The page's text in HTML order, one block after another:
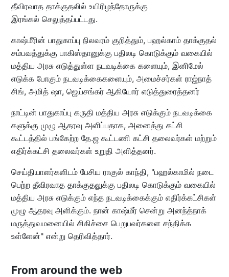
தீவிரவாத தாக்குதலில் உயிரிழந்தோருக்கு
இரங்கல் செலுத்தப்பட்டது.
காஷ்மீரின் பாதுகாப்பு நிலவரம் குறித்தும், பஹல்காம் தாக்குதல்
சம்பவத்துக்கு பாகிஸ்தானுக்கு பதிலடி கொடுக்கும் வகையில்
மத்திய அரசு எடுத்துள்ள நடவடிக்கை களையும், இனிமேல்
எடுக்க போகும் நடவடிக்கைகளையும், அமைச்சர்கள் ராஜ்நாத்
சிங், அமித் ஷா, ஜெய்சங்கர் ஆகியோர் எடுத்துரைத்தனர்
நாட்டின் பாதுகாப்பு கருதி மத்திய அரசு எடுக்கும் நடவடிக்கை
களுக்கு முழு ஆதரவு அளிப்பதாக, அனைத்து கட்சி
கூட்டத்தில் பங்கேற்ற தே.ஜ கூட்டணி கட்சி தலைவர்கள் மற்றும்
எதிர்க்கட்சி தலைவர்கள் உறுதி அளித்தனர்.
செய்தியாளர்களிடம் பேசிய ராகுல் காந்தி, "பஹல்காமில் நடை
பெற்ற தீவிரவாத தாக்குதலுக்கு பதிலடி கொடுக்கும் வகையில்
மத்திய அரசு எடுக்கும் எந்த நடவடிக்கைக்கும் எதிர்க்கட்சிகள்
முழு ஆதரவு அளிக்கும். நான் காஷ்மீர் சென்று அனந்த்நாக்
மருத்துவமனையில் சிகிச்சை பெறுபவர்களை சந்திக்க
உள்ளேன்" என்று தெரிவித்தார்.
From around the web